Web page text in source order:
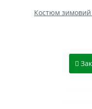
Костюм зимовий